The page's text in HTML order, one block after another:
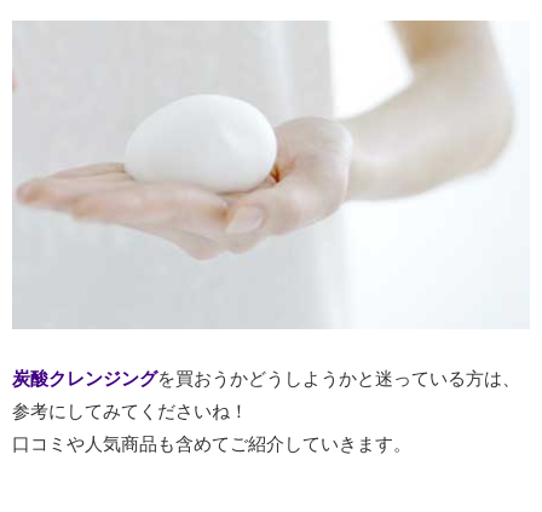
炭酸クレンジングを買おうかどうしようかと迷っている方は、
参考にしてみてくださいね！
口コミや人気商品も含めてご紹介していきます。